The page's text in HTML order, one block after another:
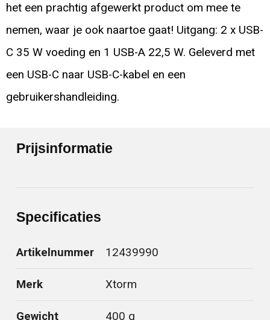
het een prachtig afgewerkt product om mee te
nemen, waar je ook naartoe gaat! Uitgang: 2 x USB-
C 35 W voeding en 1 USB-A 22,5 W. Geleverd met
een USB-C naar USB-C-kabel en een
gebruikershandleiding.
Prijsinformatie
Specificaties
Artikelnummer 12439990
Merk Xtorm
Gewicht 400 g